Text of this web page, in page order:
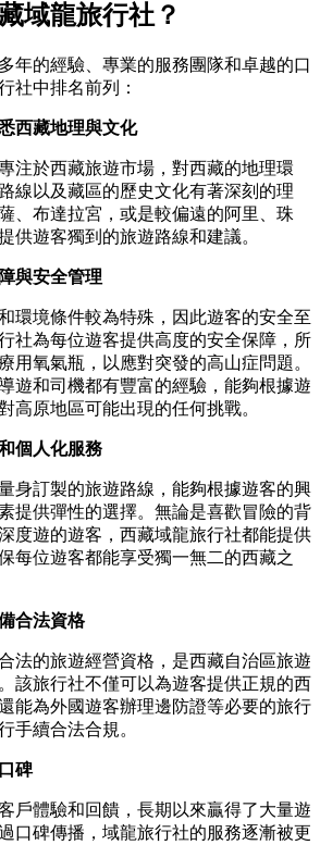
域龍旅行社？
年的經驗、專業的服務團隊和卓越的口
社中排名前列：
西藏地理與文化
注於西藏旅遊市場，對西藏的地理環
線以及藏區的歷史文化有著深刻的理
、布達拉宮，或是較偏遠的阿里、珠
供遊客獨到的旅遊路線和建議。
與安全管理
環境條件較為特殊，因此遊客的安全至
社為每位遊客提供高度的安全保障，所
用氧氣瓶，以應對突發的高山症問題。
遊和司機都有豐富的經驗，能夠根據遊
高原地區可能出現的任何挑戰。
個人化服務
身訂製的旅遊路線，能夠根據遊客的興
提供彈性的選擇。無論是喜歡冒險的背
度遊的遊客，西藏域龍旅行社都能提供
每位遊客都能享受獨一無二的西藏之
合法資格
法的旅遊經營資格，是西藏自治區旅遊
該旅行社不僅可以為遊客提供正規的西
能為外國遊客辦理邊防證等必要的旅行
手續合法合規。
碑
戶體驗和回饋，長期以來贏得了大量遊
口碑傳播，域龍旅行社的服務逐漸被更